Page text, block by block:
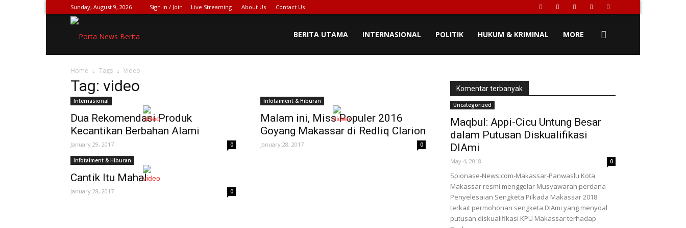
Sunday, August 9, 2026 Sign in / Join Live Streaming About Us Contact Us
NEWS[DOT]COM
BERITA UTAMA INTERNASIONAL POLITIK HUKUM & KRIMINAL MORE
Home Tags Video
Tag: video
Internasional
Dua Rekomendasi Produk
Kecantikan Berbahan Alami
January 29, 2017 0
Infotaiment & Hiburan
Malam ini, Miss Populer 2016
Goyang Makassar di Redliq Clarion
January 28, 2017 0
Infotaiment & Hiburan
Cantik Itu Mahal
January 28, 2017 0
Komentar terbanyak
Uncategorized
Maqbul: Appi-Cicu Untung Besar
dalam Putusan Diskualifikasi
DIAmi
May 4, 2018 0
Spionase-News.com-Makassar-Panwaslu Kota
Makassar resmi menggelar Musyawarah perdana
Penyelesaian Sengketa Pilkada Makassar 2018
terkait permohonan sengketa DIAmi yang menyoal
putusan diskualifikasi KPU Makassar terhadap